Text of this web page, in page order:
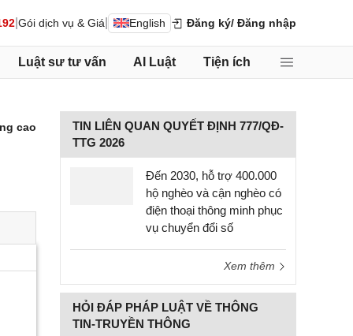
Gói dịch vụ & Giá English Đăng ký/ Đăng nhập
Luật sư tư vấn AI Luật Tiện ích
cao
TIN LIÊN QUAN QUYẾT ĐỊNH 777/QĐ-
TTG 2026
Đến 2030, hỗ trợ 400.000
hộ nghèo và cận nghèo có
điện thoại thông minh phục
vụ chuyển đổi số
Xem thêm
HỎI ĐÁP PHÁP LUẬT VỀ THÔNG
TIN-TRUYỀN THÔNG